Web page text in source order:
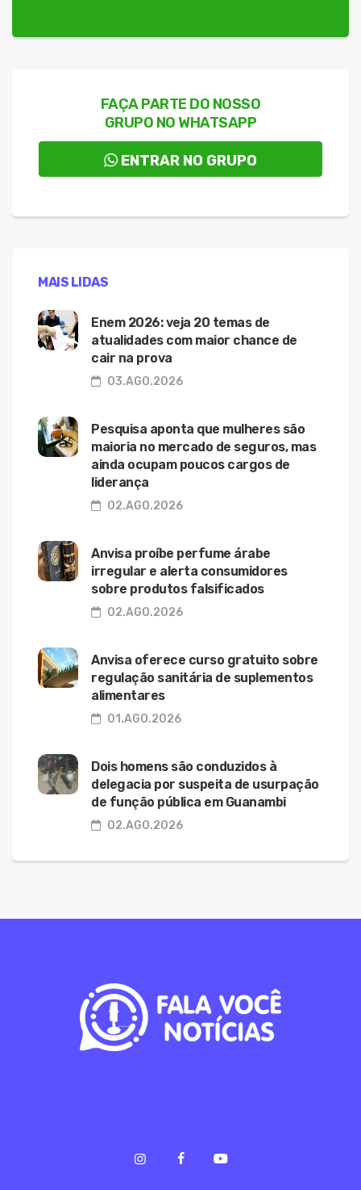
FAÇA PARTE DO NOSSO
GRUPO NO WHATSAPP
ENTRAR NO GRUPO
MAIS LIDAS
Enem 2026: veja 20 temas de
atualidades com maior chance de
cair na prova
03.AGO.2026
Pesquisa aponta que mulheres são
maioria no mercado de seguros, mas
ainda ocupam poucos cargos de
liderança
02.AGO.2026
Anvisa proíbe perfume árabe
irregular e alerta consumidores
sobre produtos falsificados
02.AGO.2026
Anvisa oferece curso gratuito sobre
regulação sanitária de suplementos
alimentares
01.AGO.2026
Dois homens são conduzidos à
delegacia por suspeita de usurpação
de função pública em Guanambi
02.AGO.2026